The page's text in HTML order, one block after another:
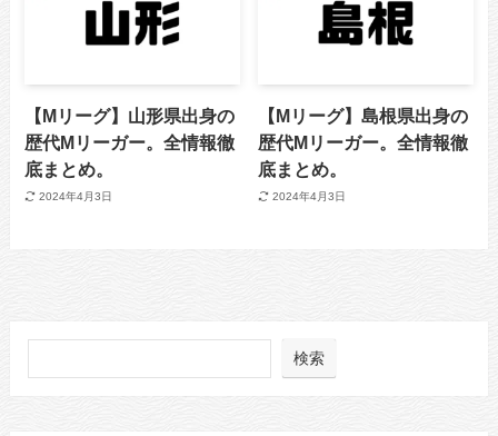
【Mリーグ】山形県出身の
歴代Mリーガー。全情報徹
底まとめ。
2024年4月3日
【Mリーグ】島根県出身の
歴代Mリーガー。全情報徹
底まとめ。
2024年4月3日
検索